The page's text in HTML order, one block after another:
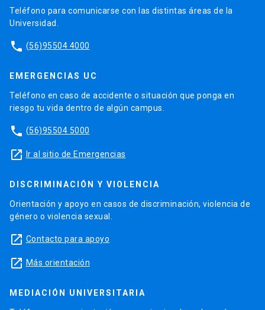
Teléfono para comunicarse con las distintas áreas de la
Universidad.
phone (56)95504 4000
EMERGENCIAS UC
Teléfono en caso de accidente o situación que ponga en
riesgo tu vida dentro de algún campus.
phone (56)95504 5000
launch Ir al sitio de Emergencias
DISCRIMINACIÓN Y VIOLENCIA
Orientación y apoyo en casos de discriminación, violencia de
género o violencia sexual.
launch Contacto para apoyo
launch Más orientación
MEDIACIÓN UNIVERSITARIA